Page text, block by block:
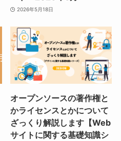
2026年5月18日
オープンソースの著作権と
かライセンスとかについて
ざっくり解説します【Web
サイトに関する基礎知識シ